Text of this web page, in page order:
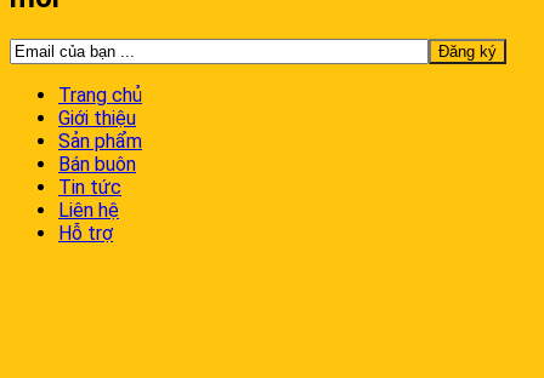
Trang chủ
Giới thiệu
Sản phẩm
Bán buôn
Tin tức
Liên hệ
Hỗ trợ